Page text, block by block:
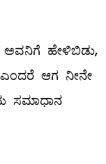
ಅವನಿಗೆ ಹೇಳಿಬಿಡು,
ಆಗ ನೀನೇ
ಸಮಾಧಾನ